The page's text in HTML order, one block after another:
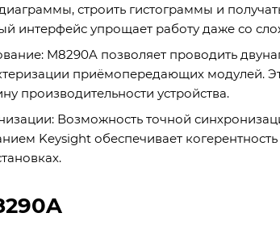
строить гистограммы и
интерфейс упрощает работу даже со
M8290A позволяет проводить
приёмопередающих модулей.
производительности устройства.
Возможность точной
Keysight обеспечивает